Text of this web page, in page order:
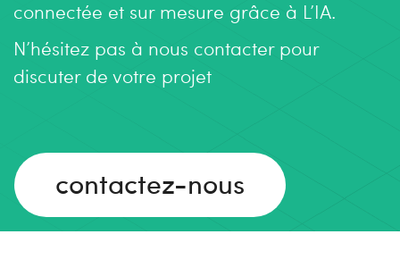
connectée et sur mesure grâce à L’IA.
N’hésitez pas à nous contacter pour
discuter de votre projet
contactez-nous